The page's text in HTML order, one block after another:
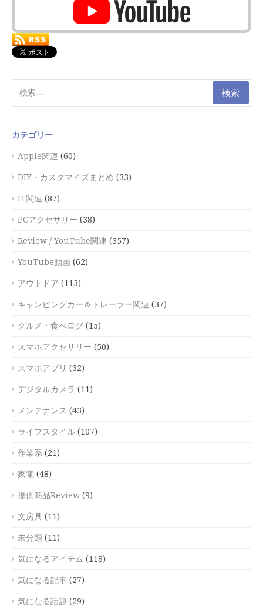
索:
カテゴリー
Apple関連 (60)
DIY・カスタマイズまとめ (33)
IT関連 (87)
PCアクセサリー (38)
Review / YouTube関連 (357)
YouTube動画 (62)
アウトドア (113)
キャンピングカー＆トレーラー関連 (37)
グルメ・食べログ (15)
スマホアクセサリー (50)
スマホアプリ (32)
デジタルカメラ (11)
メンテナンス (43)
ライフスタイル (107)
作業系 (21)
家電 (48)
提供商品Review (9)
文房具 (11)
未分類 (11)
気になるアイテム (118)
気になる記事 (27)
気になる話題 (29)